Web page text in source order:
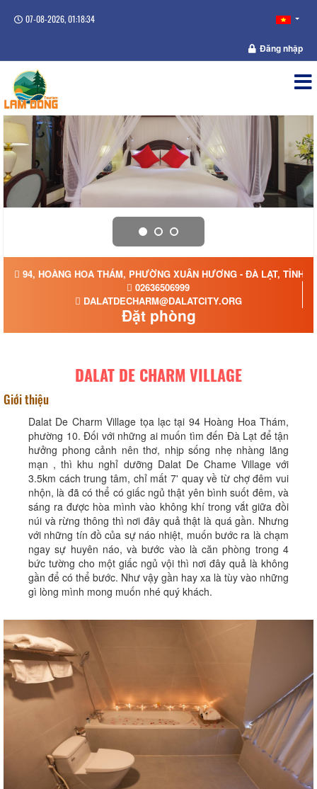
07-08-2026, 01:18:34
Đăng nhập
94, HOÀNG HOA THÁM, PHƯỜNG XUÂN HƯƠNG - ĐÀ LẠT, TỈNH
02636506999
DALATDECHARM@DALATCITY.ORG
Đặt phòng
DALAT DE CHARM VILLAGE
Giới thiệu
Dalat De Charm Village tọa lạc tại 94 Hoàng Hoa Thám,
phường 10. Đối với những ai muốn tìm đến Đà Lạt để tận
hưởng phong cảnh nên thơ, nhịp sống nhẹ nhàng lãng
mạn , thì khu nghỉ dưỡng Dalat De Chame Village với
3.5km cách trung tâm, chỉ mất 7' quay về từ chợ đêm vui
nhộn, là đã có thể có giấc ngủ thật yên bình suốt đêm, và
sáng ra được hòa mình vào không khí trong vắt giữa đồi
núi và rừng thông thì nơi đây quả thật là quá gần. Nhưng
với những tín đồ của sự náo nhiệt, muốn bước ra là chạm
ngay sự huyên náo, và bước vào là căn phòng trong 4
bức tường cho một giấc ngủ vội thì nơi đây quả là không
gần để có thể bước. Như vậy gần hay xa là tùy vào những
gì lòng mình mong muốn nhé quý khách.